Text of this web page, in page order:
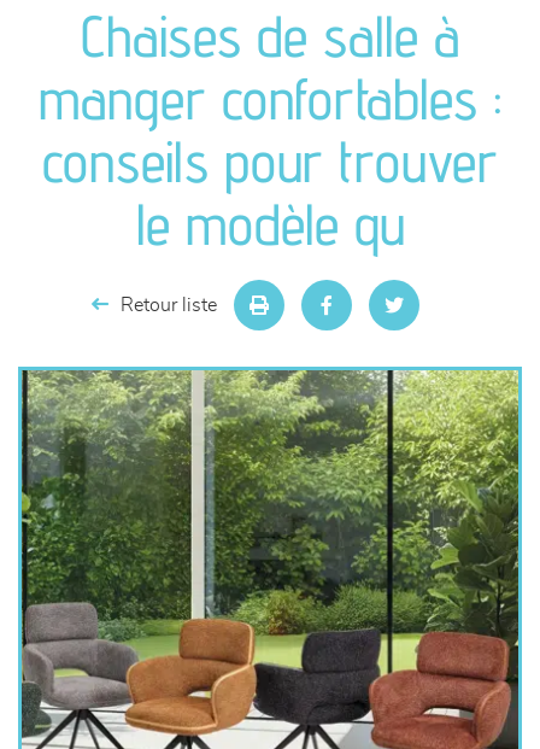
canapés et fauteuils
séjours
meubles de complément
décoration
Chaises de salle à
manger confortables :
conseils pour trouver
le modèle qu
Retour liste